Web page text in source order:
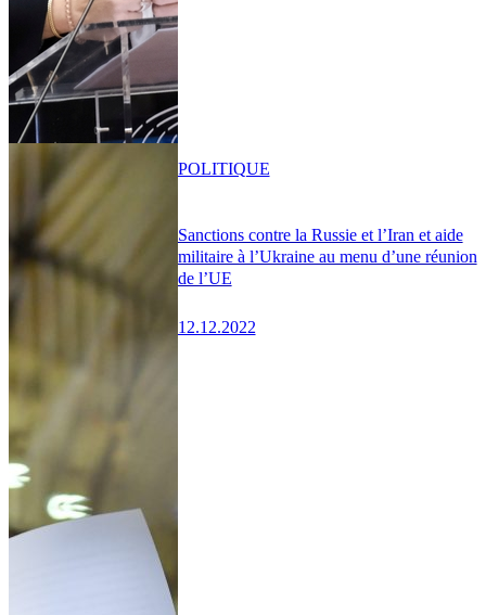
Sanctions contre la Russie et l’Iran et aide
militaire à l’Ukraine au menu d’une réunion
de l’UE
12.12.2022
POLITIQUE